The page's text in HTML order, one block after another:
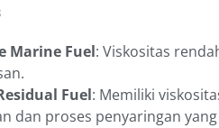
Marine Fuel: Viskositas
Fuel: Memiliki
dan proses penyaringan